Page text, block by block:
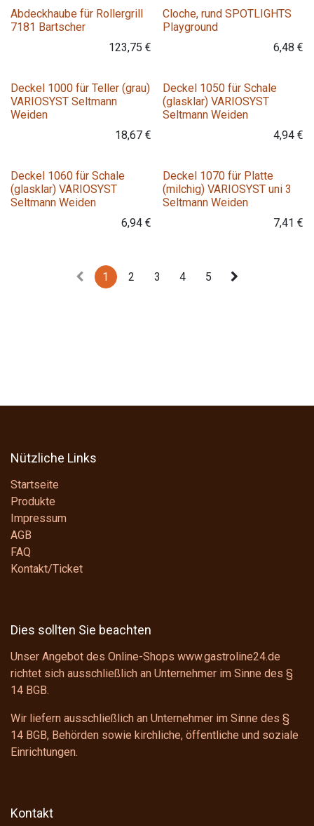
Abdeckhaube für Rollergrill
7181 Bartscher
123,75 €
Variante
Cloche, rund SPOTLIGHTS
Playground
6,48 €
Deckel 1000 für Teller (grau)
VARIOSYST Seltmann
Weiden
18,67€
Deckel 1050 für Schale
(glasklar) VARIOSYST
Seltmann Weiden
4,94€
Deckel 1060 für Schale
(glasklar) VARIOSYST
Seltmann Weiden
6,94€
Deckel 1070 für Platte
(milchig) VARIOSYST uni 3
Seltmann Weiden
7,41 €
1 2 3 4 5
Nützliche Links
Startseite
Produkte
Impressum
AGB
FAQ
Kontakt/Ticket
Dies sollten Sie beachten
Unser Angebot des Online-Shops www.gastroline24.de
richtet sich ausschließlich an Unternehmer im Sinne des §
14 BGB.
Wir liefern ausschließlich an Unternehmer im Sinne des §
14 BGB, Behörden sowie kirchliche, öffentliche und soziale
Einrichtungen.
Kontakt